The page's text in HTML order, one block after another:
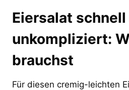
Eiersalat schnell
unkompliziert:
brauchst
Für diesen cremig-leichten